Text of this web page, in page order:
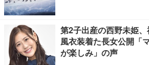
第2子出産の西野未姫
風衣装着た長女公開「
が楽しみ」の声